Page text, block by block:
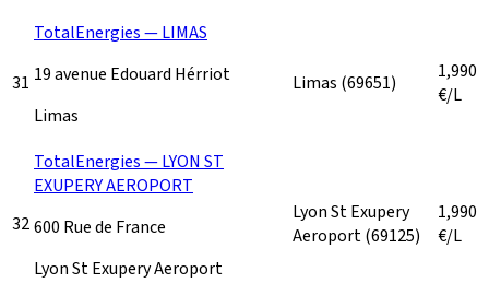
31
TotalEnergies — LIMAS
19 avenue Edouard Hérriot
Limas
Limas (69651)
1,990
€/L
32
TotalEnergies — LYON ST
EXUPERY AEROPORT
600 Rue de France
Lyon St Exupery Aeroport
Lyon St Exupery
Aeroport(69125)
1,990
€/L